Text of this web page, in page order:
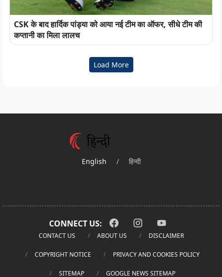
CSK के बाद हार्दिक पांड्या को आया नई टीम का ऑफर, सीधे टीम की
कप्तानी का मिला लालच
Load More
English / हिन्दी
CONNECT US:
CONTACT US ABOUT US DISCLAIMER
COPYRIGHT NOTICE PRIVACY AND COOKIES POLICY
SITEMAP GOOGLE NEWS SITEMAP